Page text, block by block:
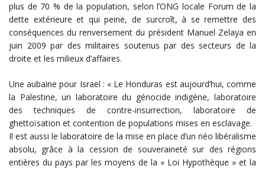
plus de 70 % de la population, selon l’ONG locale Forum de la
dette extérieure et qui peine, de surcroît, à se remettre des
conséquences du renversement du président Manuel Zelaya en
juin 2009 par des militaires soutenus par des secteurs de la
droite et les milieux d’affaires.
Une aubaine pour Israël : « Le Honduras est aujourd’hui, comme
la Palestine, un laboratoire du génocide indigène, laboratoire
des techniques de contre-insurrection, laboratoire de
ghettoïsation et contention de populations mises en esclavage.
Il est aussi le laboratoire de la mise en place d’un néo libéralisme
absolu, grâce à la cession de souveraineté sur des régions
entières du pays par les moyens de la « Loi Hypothèque » et la